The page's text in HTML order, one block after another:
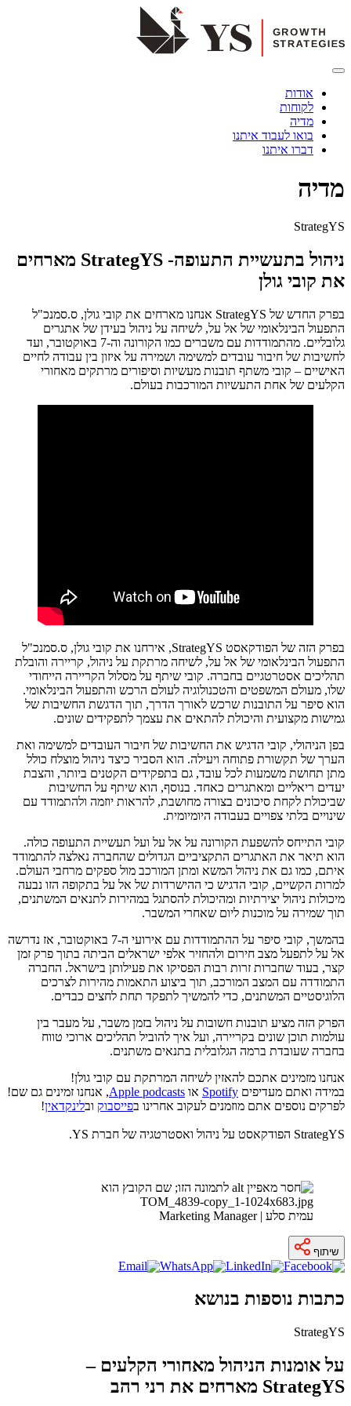
אודות
לקוחות
מדיה
בואו לעבוד איתנו
דברו איתנו
מדיה
StrategYS
ניהול בתעשיית התעופה- StrategYS מארחים
את קובי גולן
בפרק החדש של StrategYS אנחנו מארחים את קובי גולן, ס.סמנכ"ל
התפעול הבינלאומי של אל על, לשיחה על ניהול בעידן של אתגרים
גלובליים. מהתמודדות עם משברים כמו הקורונה וה-7 באוקטובר, ועד
לחשיבות של חיבור עובדים למשימה ושמירה על איזון בין עבודה לחיים
האישיים – קובי משתף תובנות מעשיות וסיפורים מרתקים מאחורי
הקלעים של אחת התעשיות המורכבות בעולם.
בפרק הזה של הפודקאסט StrategYS, אירחנו את קובי גולן, ס.סמנכ"ל
התפעול הבינלאומי של אל על, לשיחה מרתקת על ניהול, קריירה והובלת
תהליכים אסטרטגיים בחברה. קובי שיתף על מסלול הקריירה הייחודי
שלו, מעולם המשפטים והטכנולוגיה לעולם הרכש והתפעול הבינלאומי.
הוא סיפר על התובנות שרכש לאורך הדרך, תוך הדגשת החשיבות של
גמישות מקצועית והיכולת להתאים את עצמך לתפקידים שונים.
בפן הניהולי, קובי הדגיש את החשיבות של חיבור העובדים למשימה ואת
הערך של תקשורת פתוחה ויעילה. הוא הסביר כיצד ניהול מוצלח כולל
מתן תחושת משמעות לכל עובד, גם בתפקידים הקטנים ביותר, והצבת
יעדים ריאליים ומאתגרים כאחד. בנוסף, הוא שיתף על החשיבות
שביכולת לקחת סיכונים בצורה מחושבת, להראות יוזמה ולהתמודד עם
שינויים בלתי צפויים בעבודה היומיומית.
קובי התייחס להשפעת הקורונה על אל על ועל תעשיית התעופה כולה.
הוא תיאר את האתגרים התקציביים הגדולים שהחברה נאלצה להתמודד
איתם, כמו גם את ניהול המשא ומתן המורכב מול ספקים מרחבי העולם.
למרות הקשיים, קובי הדגיש כי ההישרדות של אל על בתקופה הזו נבעה
מיכולות ניהול יצירתיות ומהיכולת להסתגל במהירות לתנאים המשתנים,
תוך שמירה על מוכנות ליום שאחרי המשבר.
בהמשך, קובי סיפר על ההתמודדות עם אירועי ה-7 באוקטובר, אז נדרשה
אל על לתפעל מצב חירום ולהחזיר אלפי ישראלים הביתה בתוך פרק זמן
קצר, בעוד שחברות זרות רבות הפסיקו את פעילותן בישראל. החברה
התמודדה עם המצב המורכב, תוך ביצוע התאמות מהירות לצרכים
הלוגיסטיים המשתנים, כדי להמשיך לתפקד תחת לחצים כבדים.
הפרק הזה מציע תובנות חשובות על ניהול בזמן משבר, על מעבר בין
עולמות תוכן שונים בקריירה, ועל איך להוביל תהליכים ארוכי טווח
בחברה שעובדת ברמה הגלובלית בתנאים משתנים.
אנחנו מזמינים אתכם להאזין לשיחה המרתקת עם קובי גולן!
במידה ואתם מעדיפים Spotify או Apple podcasts, אנחנו זמינים גם שם!
לפרקים נוספים אתם מוזמנים לעקוב אחרינו בפייסבוק ובלינקדאין!
StrategYS הפודקאסט על ניהול ואסטרטגיה של חברת YS.
עמית סלע | Marketing Manager
שיתוף
כתבות נוספות בנושא
StrategYS
על אומנות הניהול מאחורי הקלעים –
StrategYS מארחים את רני רהב